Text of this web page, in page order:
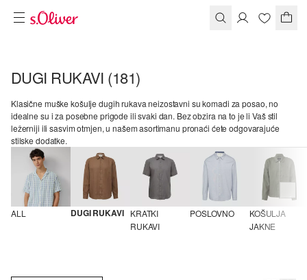
DUGI RUKAVI (181)
Klasične muške košulje dugih rukava neizostavni su komadi za posao, no
idealne su i za posebne prigode ili svaki dan. Bez obzira na to je li Vaš stil
ležerniji ili sasvim otmjen, u našem asortimanu pronaći ćete odgovarajuće
stilske dodatke.
ALL DUGI RUKAVI
KRATKI
RUKAVI
POSLOVNO
KOŠULJA
JAKNE